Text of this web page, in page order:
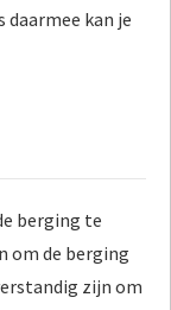
daarmee kan je
berging te
om de berging
zijn om